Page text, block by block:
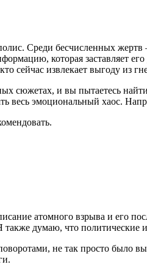
Среди бесчисленных
которая заставляет
извлекает выгоду из
сюжетах, и вы пытаетесь
эмоциональный хаос.
атомного взрыва и его
думаю, что
не так просто было